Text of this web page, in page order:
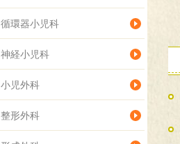
循環器小児科
神経小児科
小児外科
整形外科